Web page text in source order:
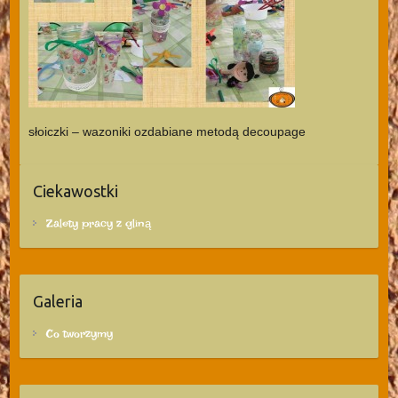
słoiczki – wazoniki ozdabiane metodą decoupage
Ciekawostki
Zalety pracy z gliną
Galeria
Co tworzymy